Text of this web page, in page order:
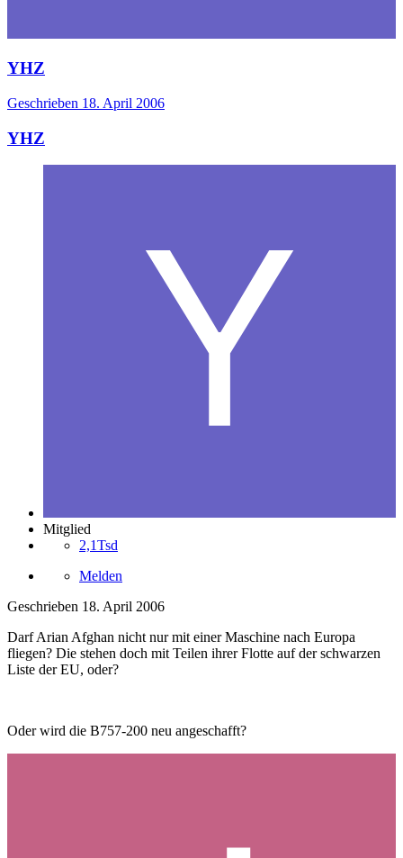
YHZ
Geschrieben 18. April 2006
YHZ
Mitglied
2,1Tsd
Melden
Geschrieben 18. April 2006
Darf Arian Afghan nicht nur mit einer Maschine nach Europa
fliegen? Die stehen doch mit Teilen ihrer Flotte auf der schwarzen
Liste der EU, oder?
Oder wird die B757-200 neu angeschafft?